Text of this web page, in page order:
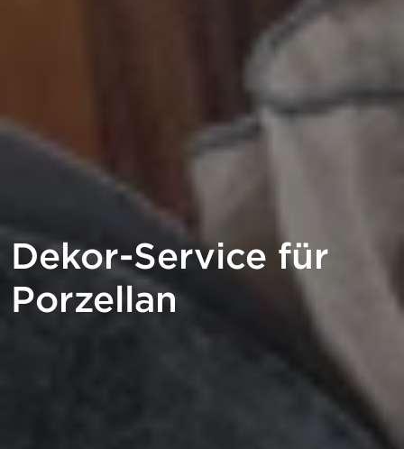
Dekor-Service für
Porzellan